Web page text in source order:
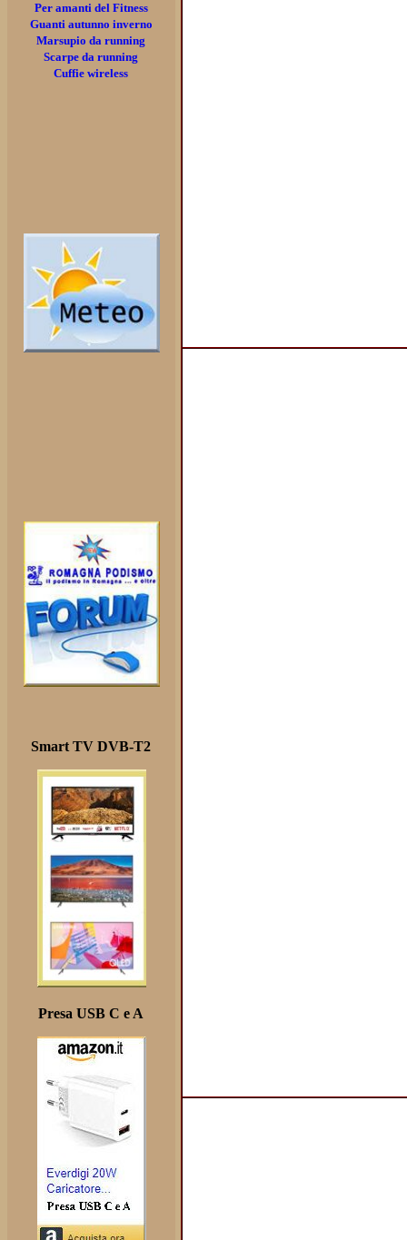
Per amanti del Fitness
Guanti autunno inverno
Marsupio da running
Scarpe da running
Cuffie wireless
Smart TV DVB-T2
Presa USB C e A